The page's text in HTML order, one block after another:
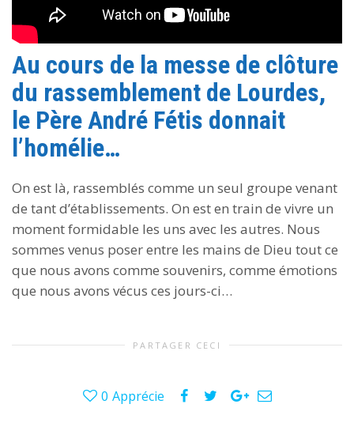
Au cours de la messe de clôture
du rassemblement de Lourdes,
le Père André Fétis donnait
l’homélie…
On est là, rassemblés comme un seul groupe venant
de tant d’établissements. On est en train de vivre un
moment formidable les uns avec les autres. Nous
sommes venus poser entre les mains de Dieu tout ce
que nous avons comme souvenirs, comme émotions
que nous avons vécus ces jours-ci…
PARTAGER CECI
0 Apprécie